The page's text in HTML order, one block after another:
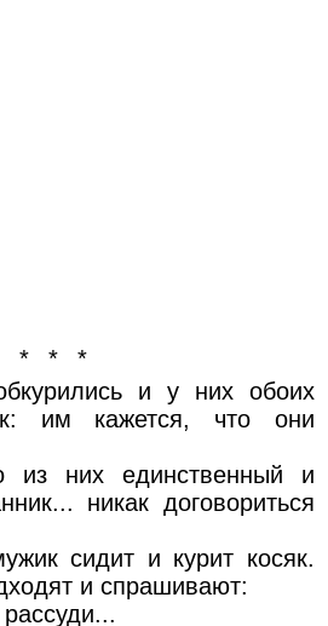
* * *
и у них обоих
им кажется, что они
из них единственный и
никак договориться
сидит и курит косяк.
и спрашивают: